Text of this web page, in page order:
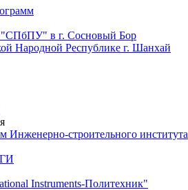
"СПбПУ" в г. Сосновый Бор
Народной Республике г. Шанхай
строительного института
Instruments-Политехник"